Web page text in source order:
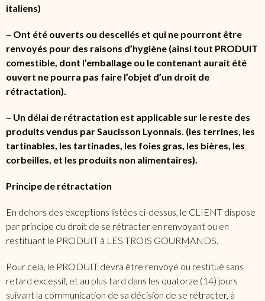
italiens)
– Ont été ouverts ou descellés et qui ne pourront être
renvoyés pour des raisons d’hygiène (ainsi tout PRODUIT
comestible, dont l’emballage ou le contenant aurait été
ouvert ne pourra pas faire l’objet d’un droit de
rétractation).
– Un délai de rétractation est applicable sur le reste des
produits vendus par Saucisson Lyonnais. (les terrines, les
tartinables, les tartinades, les foies gras, les bières, les
corbeilles, et les produits non alimentaires).
Principe de rétractation
En dehors des exceptions listées ci-dessus, le CLIENT dispose
par principe du droit de se rétracter en renvoyant ou en
restituant le PRODUIT à LES TROIS GOURMANDS.
Pour cela, le PRODUIT devra être renvoyé ou restitué sans
retard excessif, et au plus tard dans les quatorze (14) jours
suivant la communication de sa décision de se rétracter, à